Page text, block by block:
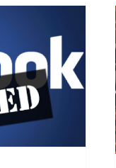
tu
y otras
DE EXPRESIÓN